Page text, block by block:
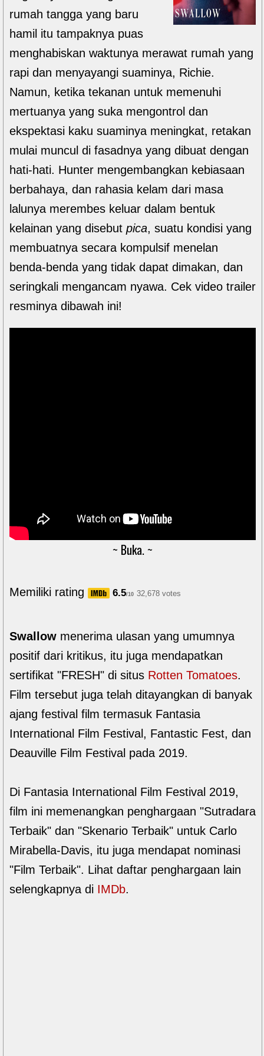
rumah tangga yang baru
hamil itu tampaknya puas
menghabiskan waktunya merawat rumah yang
rapi dan menyayangi suaminya, Richie.
Namun, ketika tekanan untuk memenuhi
mertuanya yang suka mengontrol dan
ekspektasi kaku suaminya meningkat, retakan
mulai muncul di fasadnya yang dibuat dengan
hati-hati. Hunter mengembangkan kebiasaan
berbahaya, dan rahasia kelam dari masa
lalunya merembes keluar dalam bentuk
kelainan yang disebut pica, suatu kondisi yang
membuatnya secara kompulsif menelan
benda-benda yang tidak dapat dimakan, dan
seringkali mengancam nyawa. Cek video trailer
resminya dibawah ini!
~ Buka. ~
Memiliki rating 6.5/10 32,678 votes
Swallow menerima ulasan yang umumnya
positif dari kritikus, itu juga mendapatkan
sertifikat "FRESH" di situs Rotten Tomatoes.
Film tersebut juga telah ditayangkan di banyak
ajang festival film termasuk Fantasia
International Film Festival, Fantastic Fest, dan
Deauville Film Festival pada 2019.
Di Fantasia International Film Festival 2019,
film ini memenangkan penghargaan "Sutradara
Terbaik" dan "Skenario Terbaik" untuk Carlo
Mirabella-Davis, itu juga mendapat nominasi
"Film Terbaik". Lihat daftar penghargaan lain
selengkapnya di IMDb.